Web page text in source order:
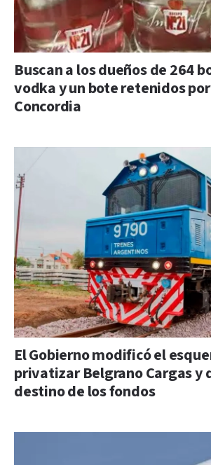
Buscan a los dueños de 264
vodka y un bote retenidos
Concordia
El Gobierno modificó el
privatizar Belgrano Cargas y
destino de los fondos